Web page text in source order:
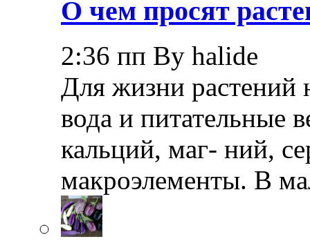
О чем просят
2:36 пп By halide
Для жизни растений
вода и питательные
кальций, маг- ний,
макроэлементы. В